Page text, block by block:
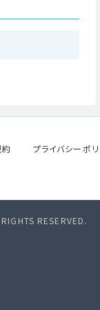
プライバシーポ
RESERVED.